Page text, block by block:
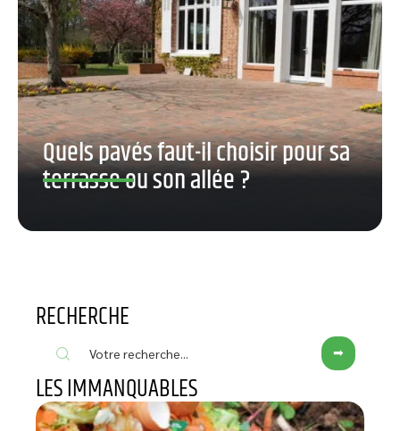
Quels pavés faut-il choisir pour sa
terrasse ou son allée ?
RECHERCHE
LES IMMANQUABLES